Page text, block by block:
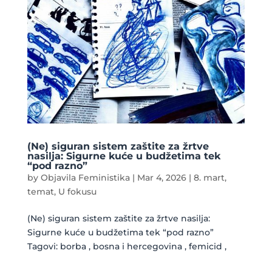
(Ne) siguran sistem zaštite za žrtve
nasilja: Sigurne kuće u budžetima tek
“pod razno”
by Objavila Feministika| Mar 4, 2026| 8. mart,
temat, U fokusu
(Ne) siguran sistem zaštite za žrtve nasilja:
Sigurne kuće u budžetima tek “pod razno”
Tagovi: borba , bosna i hercegovina , femicid ,